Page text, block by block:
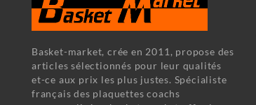
Basket-market, crée en 2011, propose des
articles sélectionnés pour leur qualités
et-ce aux prix les plus justes. Spécialiste
français des plaquettes coachs